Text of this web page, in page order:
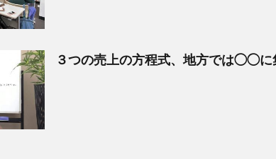
３つの売上の方程式、地方では◯◯に